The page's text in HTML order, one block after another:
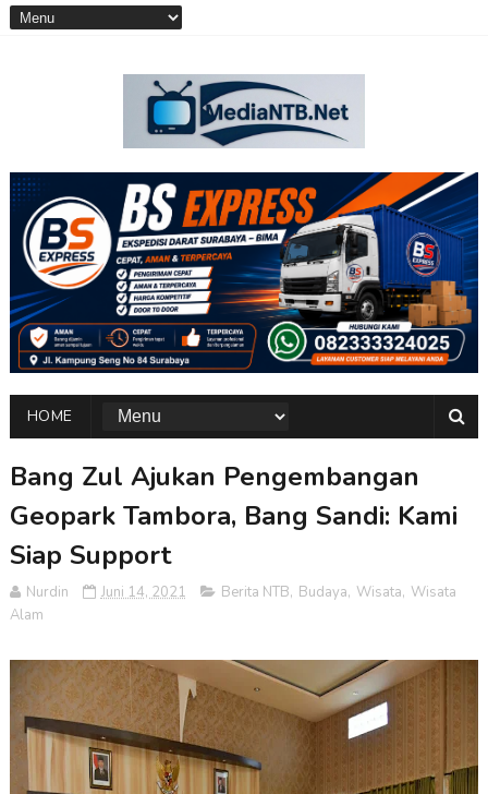
HOME
Bang Zul Ajukan Pengembangan
Geopark Tambora, Bang Sandi: Kami
Siap Support
Nurdin Juni 14, 2021 Berita NTB, Budaya, Wisata, Wisata
Alam